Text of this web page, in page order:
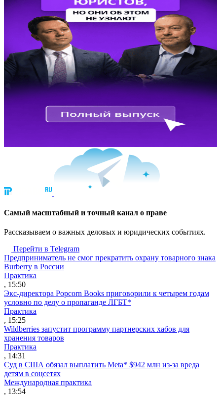
Cамый масштабный и точный канал о праве
Рассказываем о важных деловых и юридических событиях.
Перейти в Telegram
Предприниматель не смог прекратить охрану товарного знака
Burberry в России
Практика
, 15:50
Экс-директора Popcorn Books приговорили к четырем годам
условно по делу о пропаганде ЛГБТ*
Практика
, 15:25
Wildberries запустит программу партнерских хабов для
хранения товаров
Практика
, 14:31
Суд в США обязал выплатить Meta* $942 млн из-за вреда
детям в соцсетях
Международная практика
, 13:54